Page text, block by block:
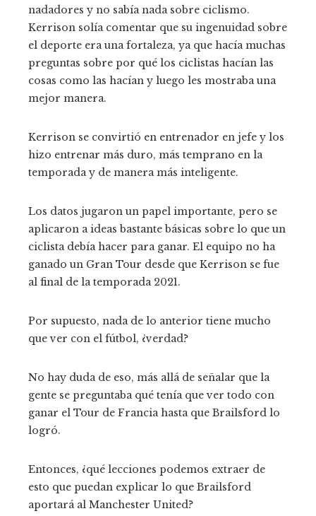
nadadores y no sabía nada sobre ciclismo.
Kerrison solía comentar que su ingenuidad sobre
el deporte era una fortaleza, ya que hacía muchas
preguntas sobre por qué los ciclistas hacían las
cosas como las hacían y luego les mostraba una
mejor manera.
Kerrison se convirtió en entrenador en jefe y los
hizo entrenar más duro, más temprano en la
temporada y de manera más inteligente.
Los datos jugaron un papel importante, pero se
aplicaron a ideas bastante básicas sobre lo que un
ciclista debía hacer para ganar. El equipo no ha
ganado un Gran Tour desde que Kerrison se fue
al final de la temporada 2021.
Por supuesto, nada de lo anterior tiene mucho
que ver con el fútbol, ​​¿verdad?
No hay duda de eso, más allá de señalar que la
gente se preguntaba qué tenía que ver todo con
ganar el Tour de Francia hasta que Brailsford lo
logró.
Entonces, ¿qué lecciones podemos extraer de
esto que puedan explicar lo que Brailsford
aportará al Manchester United?